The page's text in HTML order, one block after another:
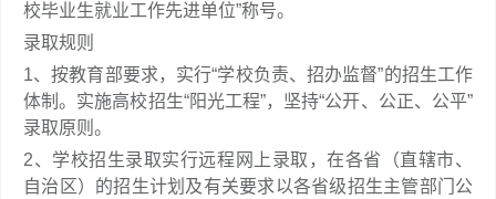
校毕业生就业工作先进单位”称号。
录取规则
1、按教育部要求，实行“学校负责、招办监督”的招生工作
体制。实施高校招生“阳光工程”，坚持“公开、公正、公平”
录取原则。
2、学校招生录取实行远程网上录取，在各省（直辖市、
自治区）的招生计划及有关要求以各省级招生主管部门公